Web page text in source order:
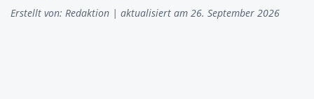
Erstellt von: Redaktion | aktualisiert am 26. September 2026